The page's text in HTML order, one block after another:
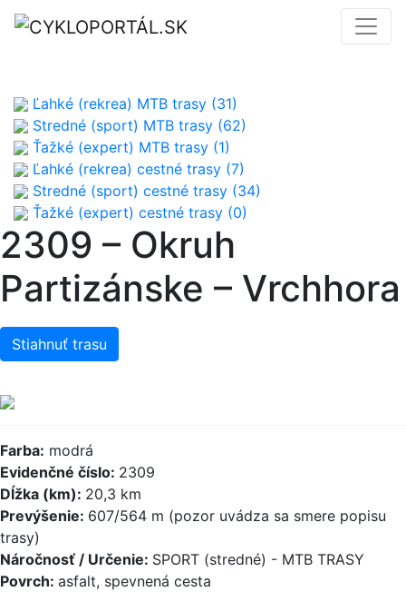
Ľahké (rekrea) MTB trasy (31)
Stredné (sport) MTB trasy (62)
Ťažké (expert) MTB trasy (1)
Ľahké (rekrea) cestné trasy (7)
Stredné (sport) cestné trasy (34)
Ťažké (expert) cestné trasy (0)
2309 – Okruh
Partizánske – Vrchhora
Stiahnuť trasu
Farba: modrá
Evidenčné číslo: 2309
Dĺžka (km): 20,3 km
Prevýšenie: 607/564 m (pozor uvádza sa smere popisu
trasy)
Náročnosť / Určenie: SPORT (stredné) - MTB TRASY
Povrch: asfalt, spevnená cesta